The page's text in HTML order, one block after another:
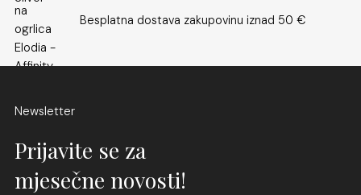
Besplatna dostava zakupovinu iznad 50 €
Newsletter
Prijavite se za
mjesečne novosti!